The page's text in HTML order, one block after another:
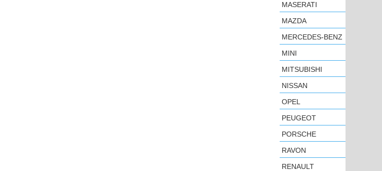
MASERATI
MAZDA
MERCEDES-BENZ
MINI
MITSUBISHI
NISSAN
OPEL
PEUGEOT
PORSCHE
RAVON
RENAULT